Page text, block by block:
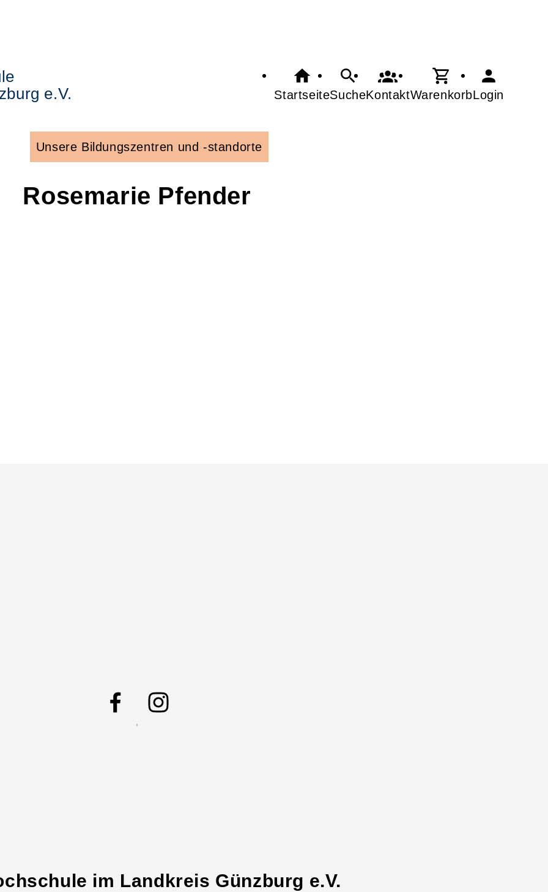
e.V.
StartseiteSucheKontaktWarenkorbLogin
Unsere Bildungszentren und -standorte
Rosemarie Pfender
im Landkreis Günzburg e.V.